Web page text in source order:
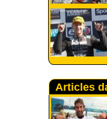
Articles